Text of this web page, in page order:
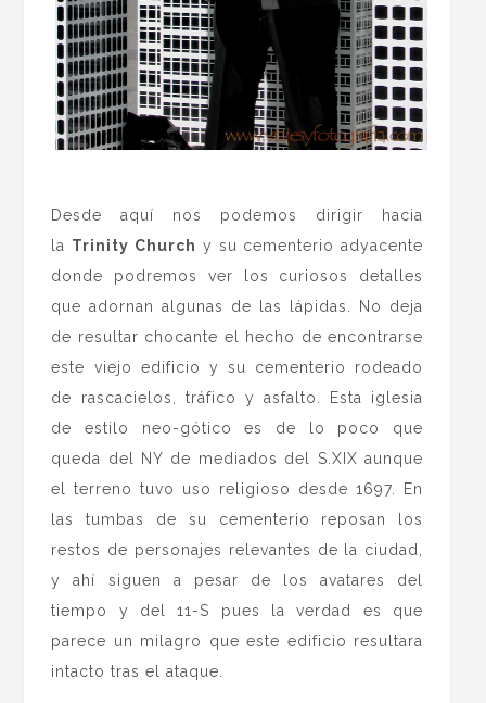
Desde aquí nos podemos dirigir hacia
la Trinity Church y su cementerio adyacente
donde podremos ver los curiosos detalles
que adornan algunas de las lápidas. No deja
de resultar chocante el hecho de encontrarse
este viejo edificio y su cementerio rodeado
de rascacielos, tráfico y asfalto. Esta iglesia
de estilo neo-gótico es de lo poco que
queda del NY de mediados del S.XIX aunque
el terreno tuvo uso religioso desde 1697. En
las tumbas de su cementerio reposan los
restos de personajes relevantes de la ciudad,
y ahí siguen a pesar de los avatares del
tiempo y del 11-S pues la verdad es que
parece un milagro que este edificio resultara
intacto tras el ataque.